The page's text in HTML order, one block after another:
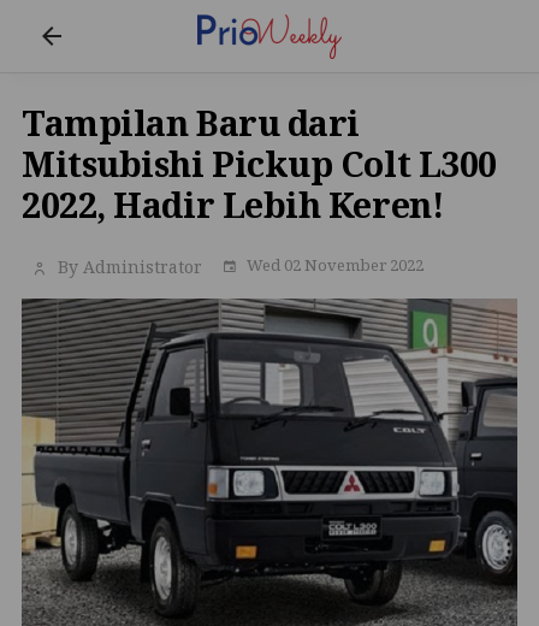
Tampilan Baru dari
Mitsubishi Pickup Colt L300
2022, Hadir Lebih Keren!
By Administrator Wed 02 November 2022